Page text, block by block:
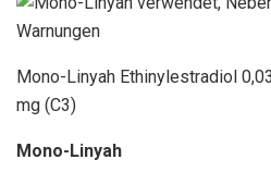
Mono-Linyah Ethinylestradiol
mg (C3)
Mono-Linyah